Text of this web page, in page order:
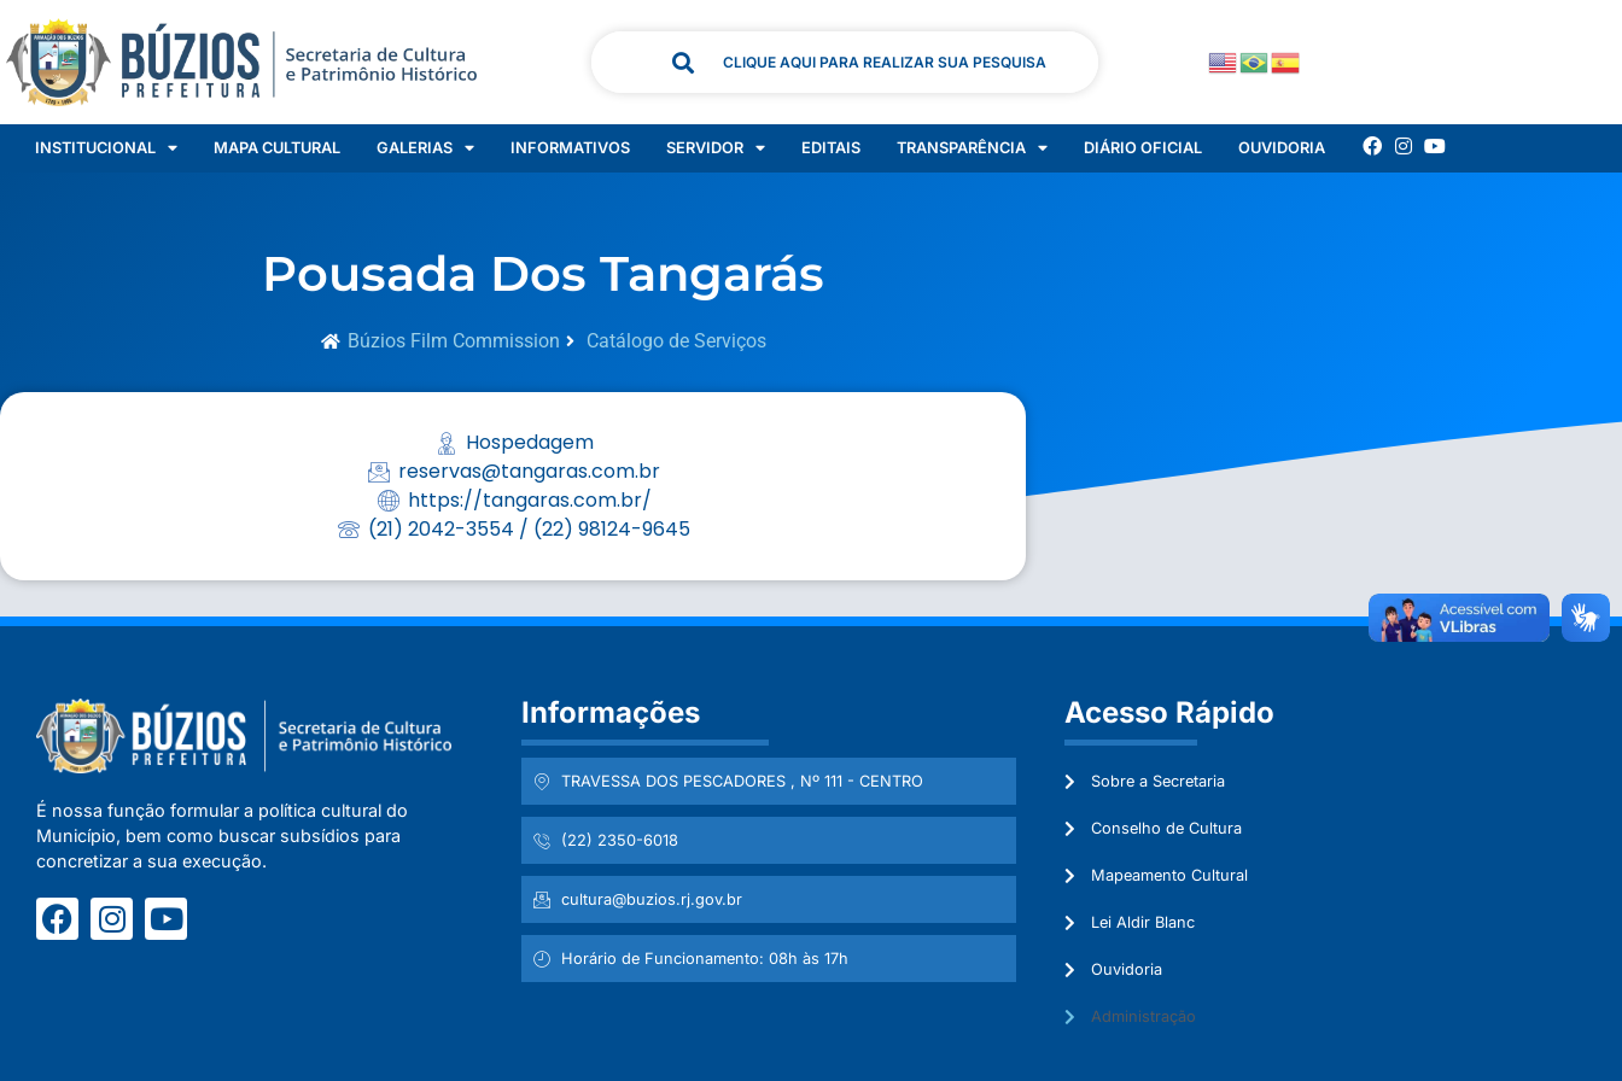
CLIQUE AQUI PARA REALIZAR SUA PESQUISA
INSTITUCIONAL MAPA CULTURAL GALERIAS INFORMATIVOS SERVIDOR EDITAIS TRANSPARÊNCIA DIÁRIO OFICIAL OUVIDORIA
Pousada Dos Tangarás
Búzios Film Commission Catálogo de Serviços
Hospedagem
reservas@tangaras.com.br
https://tangaras.com.br/
(21) 2042-3554 / (22) 98124-9645
É nossa função formular a política cultural do
Município, bem como buscar subsídios para
concretizar a sua execução.
Informações
TRAVESSA DOS PESCADORES , Nº 111 - CENTRO
(22) 2350-6018
cultura@buzios.rj.gov.br
Horário de Funcionamento: 08h às 17h
Acesso Rápido
Sobre a Secretaria
Conselho de Cultura
Mapeamento Cultural
Lei Aldir Blanc
Ouvidoria
Administração